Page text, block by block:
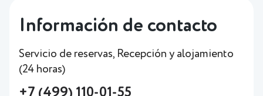
Información de contacto
Servicio de reservas, Recepción y alojamiento
(24 horas)
+7 (499) 110-01-55